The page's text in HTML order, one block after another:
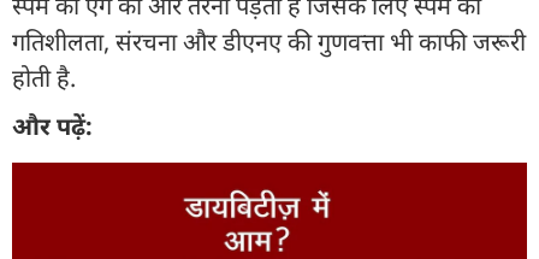
गतिशीलता, संरचना और डीएनए की गुणवत्ता भी काफी जरूरी
होती है.
और पढ़ें: